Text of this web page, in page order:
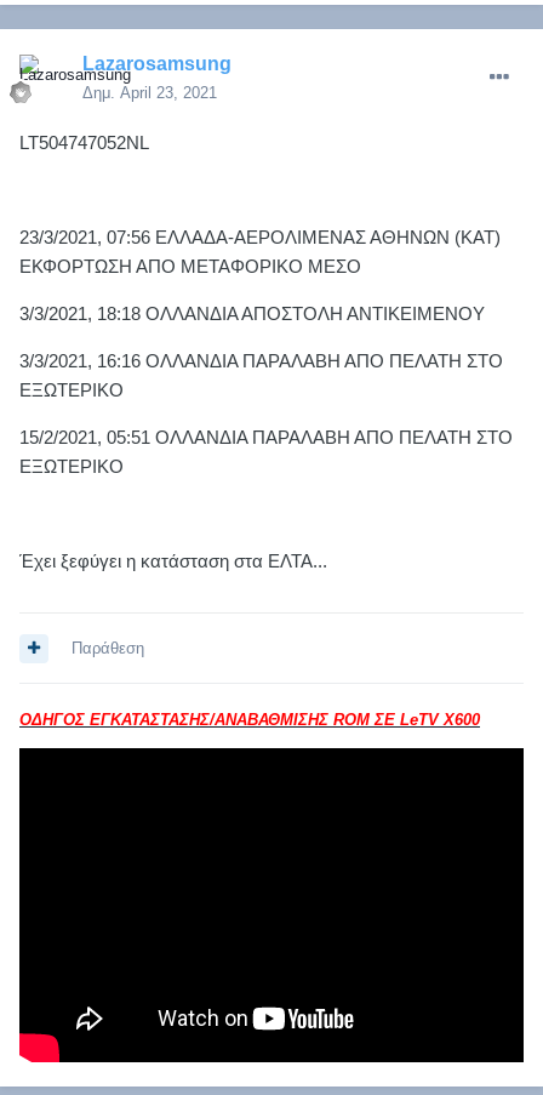
Lazarosamsung
Δημ. April 23, 2021
LT504747052NL
23/3/2021, 07:56 ΕΛΛΑΔΑ-ΑΕΡΟΛΙΜΕΝΑΣ ΑΘΗΝΩΝ (ΚΑΤ)
ΕΚΦΟΡΤΩΣΗ ΑΠΟ ΜΕΤΑΦΟΡΙΚΟ ΜΕΣΟ
3/3/2021, 18:18 ΟΛΛΑΝΔΙΑ ΑΠΟΣΤΟΛΗ ΑΝΤΙΚΕΙΜΕΝΟΥ
3/3/2021, 16:16 ΟΛΛΑΝΔΙΑ ΠΑΡΑΛΑΒΗ ΑΠΟ ΠΕΛΑΤΗ ΣΤΟ
ΕΞΩΤΕΡΙΚΟ
15/2/2021, 05:51 ΟΛΛΑΝΔΙΑ ΠΑΡΑΛΑΒΗ ΑΠΟ ΠΕΛΑΤΗ ΣΤΟ
ΕΞΩΤΕΡΙΚΟ
Έχει ξεφύγει η κατάσταση στα ΕΛΤΑ...
Παράθεση
ΟΔΗΓΟΣ ΕΓΚΑΤΑΣΤΑΣΗΣ/ΑΝΑΒΑΘΜΙΣΗΣ ROM ΣΕ LeTV X600